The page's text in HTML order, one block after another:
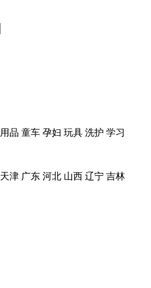
用品 童车 孕妇 玩具 洗护 学习
天津 广东 河北 山西 辽宁 吉林